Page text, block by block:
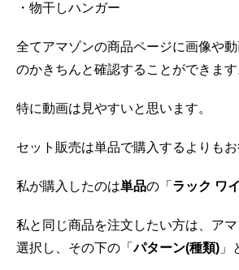
・物干しハンガー
全てアマゾンの商品ページに画像や
のかきちんと確認することができます
特に動画は見やすいと思います。
セット販売は単品で購入するよりも
私が購入したのは単品の「 ラック ワ
私と同じ商品を注文したい方は、ア
選択し、その下の「パターン(種類) 」